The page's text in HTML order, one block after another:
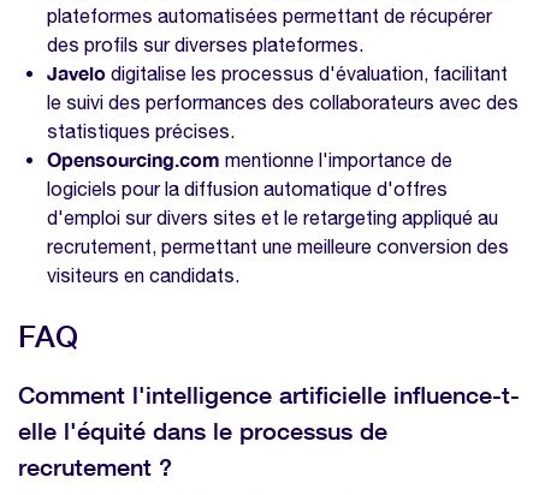
plateformes automatisées permettant de récupérer
des profils sur diverses plateformes.
Javelo digitalise les processus d'évaluation, facilitant
le suivi des performances des collaborateurs avec des
statistiques précises.
Opensourcing.com mentionne l'importance de
logiciels pour la diffusion automatique d'offres
d'emploi sur divers sites et le retargeting appliqué au
recrutement, permettant une meilleure conversion des
visiteurs en candidats.
FAQ
Comment l'intelligence artificielle influence-t-
elle l'équité dans le processus de
recrutement ?